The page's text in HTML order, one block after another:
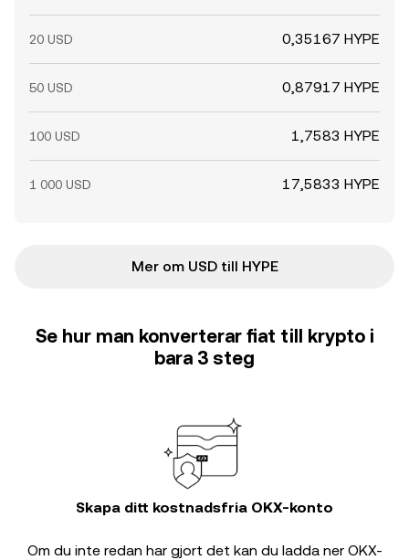
20 USD 0,35167 HYPE
50 USD 0,87917 HYPE
100 USD 1,7583 HYPE
1 000 USD 17,5833 HYPE
Mer om USD till HYPE
Se hur man konverterar fiat till krypto i
bara 3 steg
Skapa ditt kostnadsfria OKX-konto
Om du inte redan har gjort det kan du ladda ner OKX-